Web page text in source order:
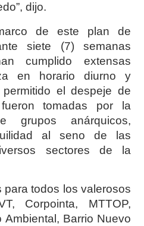
dijo.
de este plan de
siete (7) semanas
cumplido extensas
en horario diurno y
el despeje de
tomadas por la
grupos anárquicos,
al seno de las
sectores de la
para todos los valerosos
Corpointa, MTTOP,
Ambiental, Barrio Nuevo